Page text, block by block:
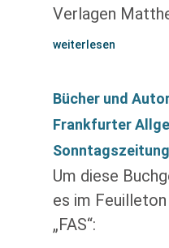
Verlagen
weiterlesen
Bücher und
Frankfurter
Sonntagszeitung
Um diese
es im
„FAS“: